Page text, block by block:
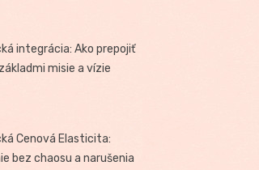
integrácia: Ako prepojiť
misie a vízie
Cenová Elasticita:
bez chaosu a narušenia